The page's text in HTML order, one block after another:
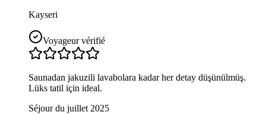
Kayseri
Voyageur vérifié
Saunadan jakuzili lavabolara kadar her detay düşünülmüş.
Lüks tatil için ideal.
Séjour du juillet 2025